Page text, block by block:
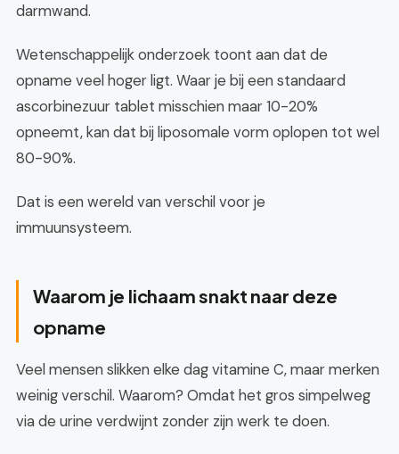
darmwand.
Wetenschappelijk onderzoek toont aan dat de
opname veel hoger ligt. Waar je bij een standaard
ascorbinezuur tablet misschien maar 10-20%
opneemt, kan dat bij liposomale vorm oplopen tot wel
80-90%.
Dat is een wereld van verschil voor je
immuunsysteem.
Waarom je lichaam snakt naar deze
opname
Veel mensen slikken elke dag vitamine C, maar merken
weinig verschil. Waarom? Omdat het gros simpelweg
via de urine verdwijnt zonder zijn werk te doen.